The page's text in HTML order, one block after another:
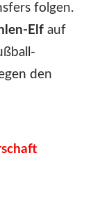
folgen.
Elf auf
den